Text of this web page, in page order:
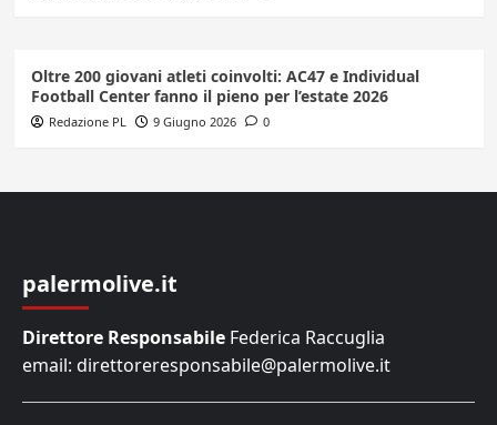
Oltre 200 giovani atleti coinvolti: AC47 e Individual
Football Center fanno il pieno per l’estate 2026
Redazione PL 9 Giugno 2026 0
palermolive.it
Direttore Responsabile Federica Raccuglia
email: direttoreresponsabile@palermolive.it